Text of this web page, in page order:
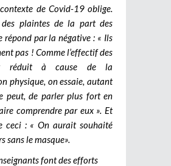
de Covid-19 oblige.
des plaintes de la part des
répond par la négative : « Ils
pas ! Comme l’effectif des
réduit à cause de la
physique, on essaie, autant
peut, de parler plus fort en
comprendre par eux ». Et
ceci : « On aurait souhaité
sans le masque».
font des efforts